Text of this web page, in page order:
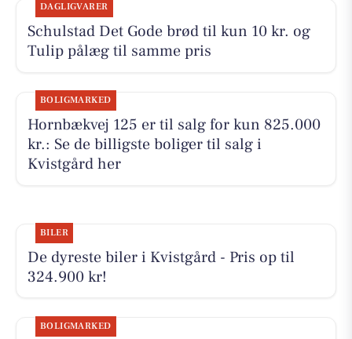
DAGLIGVARER
Schulstad Det Gode brød til kun 10 kr. og
Tulip pålæg til samme pris
BOLIGMARKED
Hornbækvej 125 er til salg for kun 825.000
kr.: Se de billigste boliger til salg i
Kvistgård her
BILER
De dyreste biler i Kvistgård - Pris op til
324.900 kr!
BOLIGMARKED